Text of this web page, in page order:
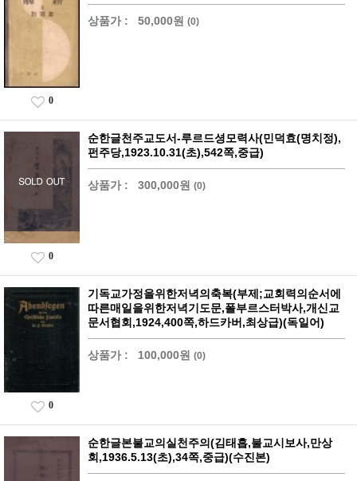
상품가 : 50,000원 (0)
0
순한글천주교도서-루르드셩모력사(민덕효(명치정),
펀주당,1923.10.31(초),542쪽,중급)
상품가 : 300,000원 (0)
0
기독교가정을위한저녁의축복(부제;교회력의순서에
따른매일을위한저녁기도문,폴부르스터박사,개신교
문서협회,1924,400쪽,하드카버,최상급)(독일어)
상품가 : 100,000원 (0)
0
순한글본불교의실천주의(김태흡,불교시보사,만상
회,1936.5.13(초),34쪽,중급)(수진본)